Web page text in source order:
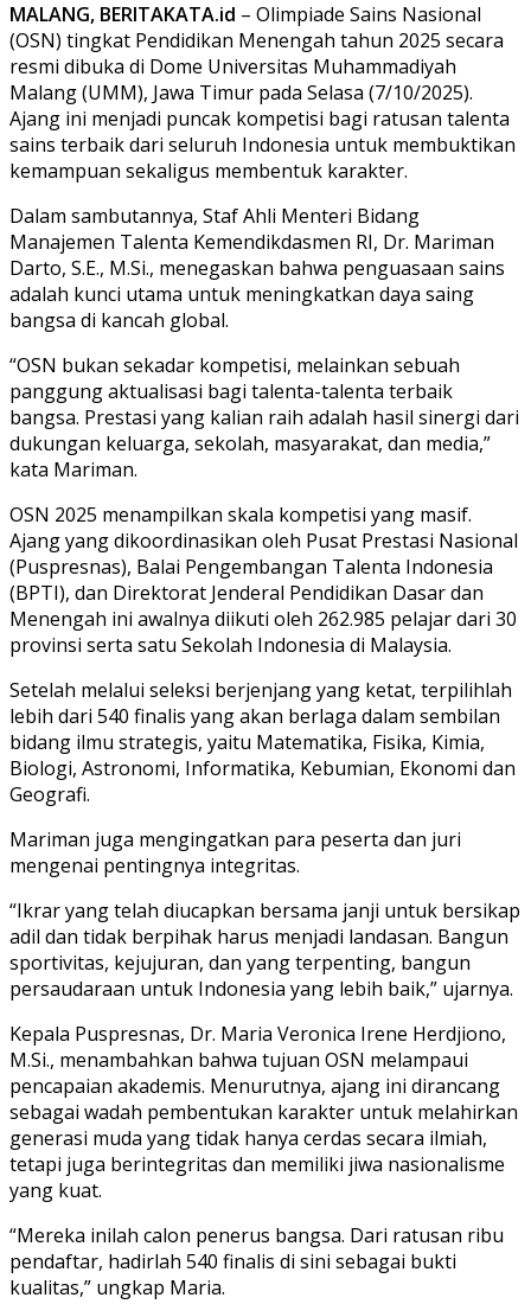
MALANG, BERITAKATA.id – Olimpiade Sains Nasional
(OSN) tingkat Pendidikan Menengah tahun 2025 secara
resmi dibuka di Dome Universitas Muhammadiyah
Malang (UMM), Jawa Timur pada Selasa (7/10/2025).
Ajang ini menjadi puncak kompetisi bagi ratusan talenta
sains terbaik dari seluruh Indonesia untuk membuktikan
kemampuan sekaligus membentuk karakter.
Dalam sambutannya, Staf Ahli Menteri Bidang
Manajemen Talenta Kemendikdasmen RI, Dr. Mariman
Darto, S.E., M.Si., menegaskan bahwa penguasaan sains
adalah kunci utama untuk meningkatkan daya saing
bangsa di kancah global.
“OSN bukan sekadar kompetisi, melainkan sebuah
panggung aktualisasi bagi talenta-talenta terbaik
bangsa. Prestasi yang kalian raih adalah hasil sinergi dari
dukungan keluarga, sekolah, masyarakat, dan media,”
kata Mariman.
OSN 2025 menampilkan skala kompetisi yang masif.
Ajang yang dikoordinasikan oleh Pusat Prestasi Nasional
(Puspresnas), Balai Pengembangan Talenta Indonesia
(BPTI), dan Direktorat Jenderal Pendidikan Dasar dan
Menengah ini awalnya diikuti oleh 262.985 pelajar dari 30
provinsi serta satu Sekolah Indonesia di Malaysia.
Setelah melalui seleksi berjenjang yang ketat, terpilihlah
lebih dari 540 finalis yang akan berlaga dalam sembilan
bidang ilmu strategis, yaitu Matematika, Fisika, Kimia,
Biologi, Astronomi, Informatika, Kebumian, Ekonomi dan
Geografi.
Mariman juga mengingatkan para peserta dan juri
mengenai pentingnya integritas.
“Ikrar yang telah diucapkan bersama janji untuk bersikap
adil dan tidak berpihak harus menjadi landasan. Bangun
sportivitas, kejujuran, dan yang terpenting, bangun
persaudaraan untuk Indonesia yang lebih baik,” ujarnya.
Kepala Puspresnas, Dr. Maria Veronica Irene Herdjiono,
M.Si., menambahkan bahwa tujuan OSN melampaui
pencapaian akademis. Menurutnya, ajang ini dirancang
sebagai wadah pembentukan karakter untuk melahirkan
generasi muda yang tidak hanya cerdas secara ilmiah,
tetapi juga berintegritas dan memiliki jiwa nasionalisme
yang kuat.
“Mereka inilah calon penerus bangsa. Dari ratusan ribu
pendaftar, hadirlah 540 finalis di sini sebagai bukti
kualitas,” ungkap Maria.